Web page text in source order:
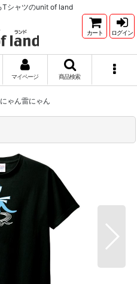
Tシャツのunit of land
カート ログイン
マイページ 商品検索
ゃん雷にゃん